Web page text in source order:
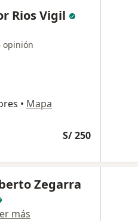
Rios Vigil
opinión
• Mapa
S/ 250
Zegarra
más